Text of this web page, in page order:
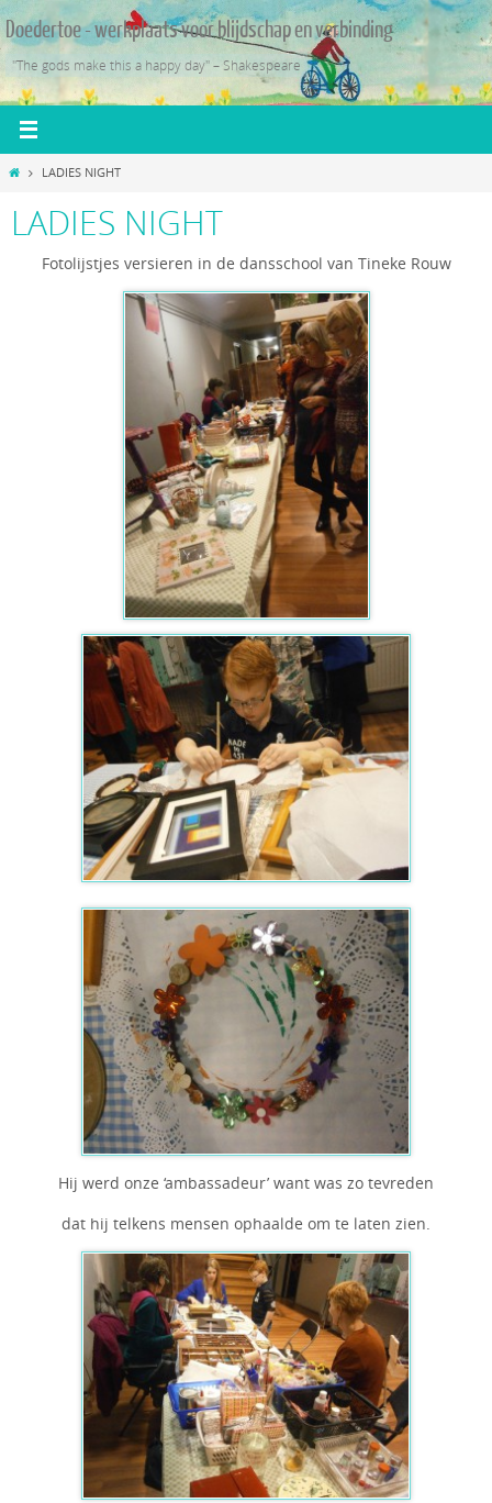
Ga
naar
de
inhoud
Doedertoe - werkplaats voor blijdschap en verbinding
"The gods make this a happy day" – Shakespeare
HomeLADIES NIGHT
LADIES NIGHT
Fotolijstjes versieren in de dansschool van Tineke Rouw
Hij werd onze ‘ambassadeur’ want was zo tevreden
dat hij telkens mensen ophaalde om te laten zien.